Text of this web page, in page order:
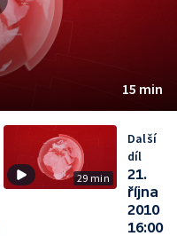
15 min
29 min
Další
díl
21.
října
2010
16:00